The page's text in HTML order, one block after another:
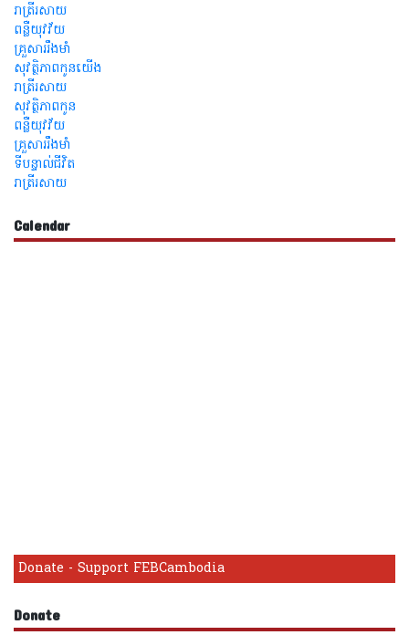
រាត្រីរសាយ
ពន្លឺយុវវ័យ
គ្រួសាររឹងមាំ
សុវត្ថិភាពកូនយើង
រាត្រីរសាយ
សុវត្ថិភាពកូន
ពន្លឺយុវវ័យ
គ្រួសាររឹងមាំ
ទីបន្ទាល់ជីវិត
រាត្រីរសាយ
Calendar
Donate - Support FEBCambodia
Donate